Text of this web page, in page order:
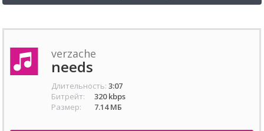
verzache
needs
Длительность: 3:07
Битрейт:
320 kbps
Размер:
7.14 МБ